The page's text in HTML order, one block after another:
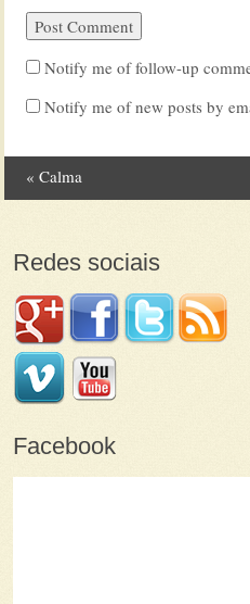
Notify me of follow-up
Notify me of new posts by
Post navigation
« Calma
Redes sociais
Facebook